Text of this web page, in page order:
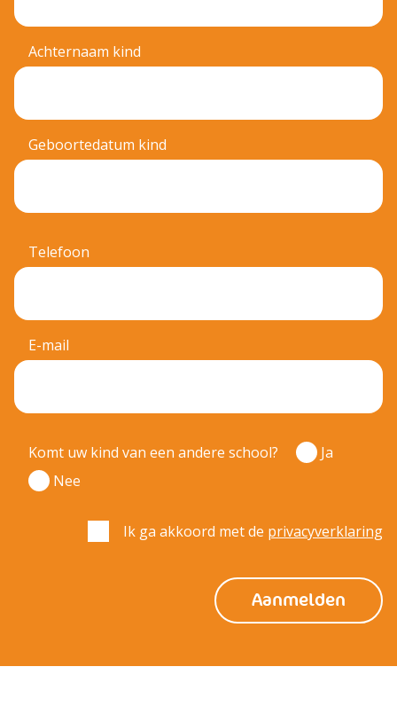
Achternaam kind
Geboortedatum kind
Telefoon
E-mail
Komt uw kind van een andere school?
Ja
Nee
Ik ga akkoord met de privacyverklaring